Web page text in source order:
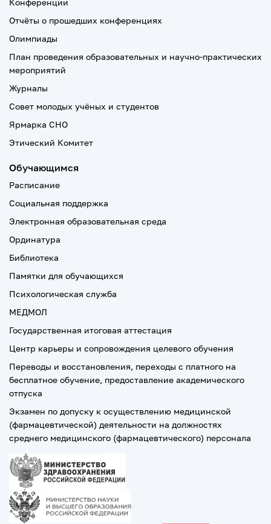
Конференции
Отчёты о прошедших конференциях
Олимпиады
План проведения образовательных и научно-практических
мероприятий
Журналы
Совет молодых учёных и студентов
Ярмарка СНО
Этический Комитет
Обучающимся
Расписание
Социальная поддержка
Электронная образовательная среда
Ординатура
Библиотека
Памятки для обучающихся
Психологическая служба
МЕДМОЛ
Государственная итоговая аттестация
Центр карьеры и сопровождения целевого обучения
Переводы и восстановления, переходы с платного на
бесплатное обучение, предоставление академического
отпуска
Экзамен по допуску к осуществлению медицинской
(фармацевтической) деятельности на должностях
среднего медицинского (фармацевтического) персонала